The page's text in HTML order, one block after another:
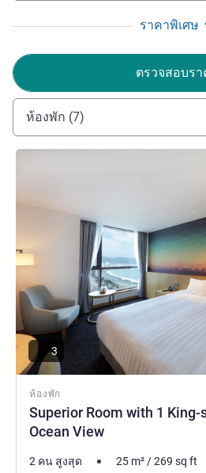
ราคาพิเศษ
ตรวจสอบรา
ห้องพัก (7)
ห้องพัก
Superior Room with 1 King-
Ocean View
ดูรายละเอียด
3
2 คน สูงสุด 25 m²/269 sq ft